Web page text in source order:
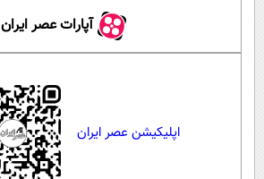
آپارات عصر ایران
اپلیکیشن عصر ایران